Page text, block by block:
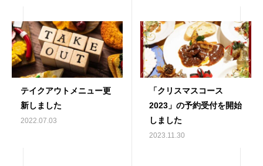
テイクアウトメニュー更
新しました
2022.07.03
「クリスマスコース
2023」の予約受付を開始
しました
2023.11.30